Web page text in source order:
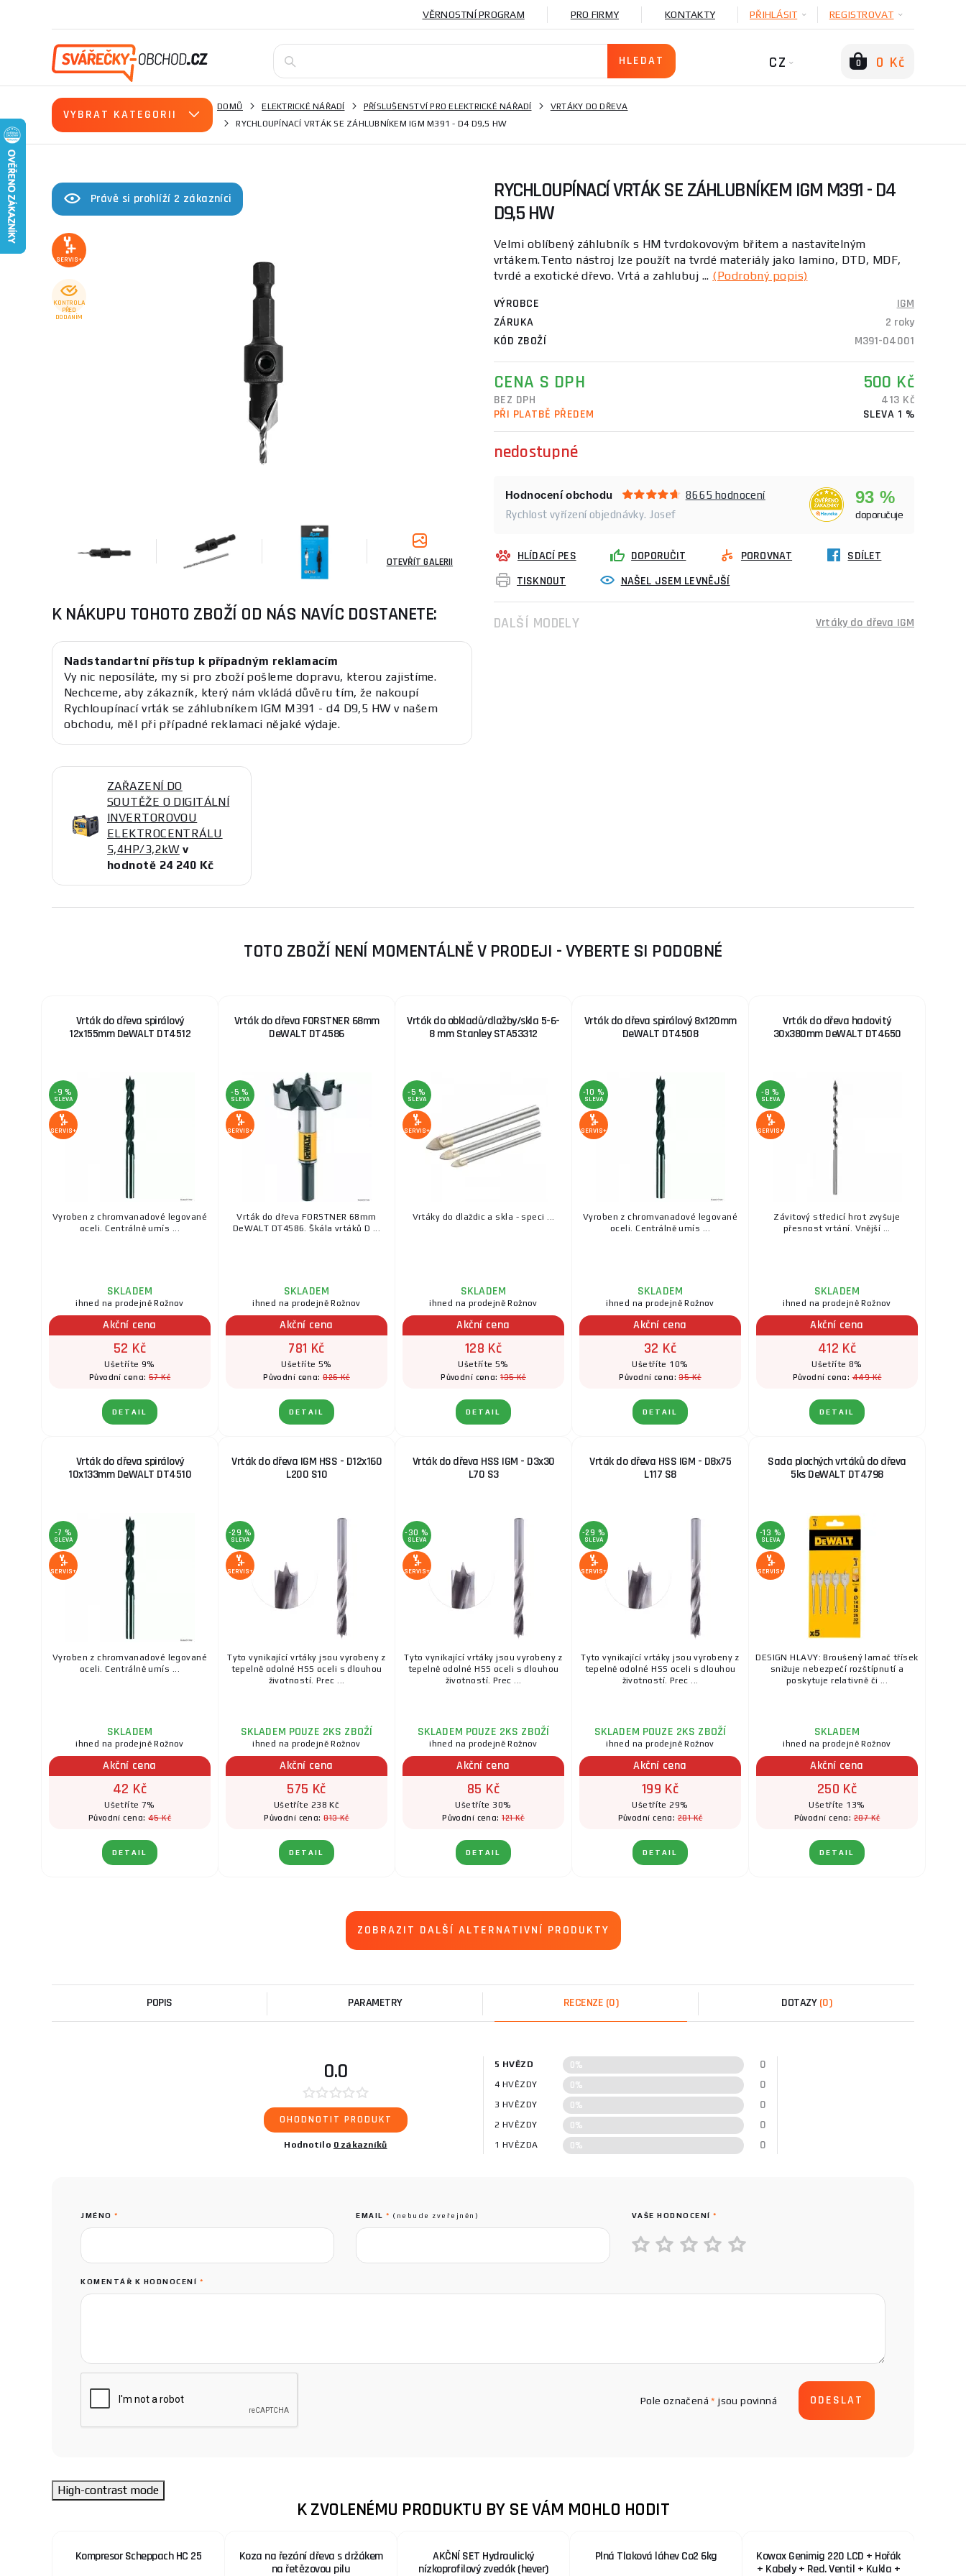
VĚRNOSTNÍ PROGRAM PRO FIRMY KONTAKTY PŘIHLÁSIT REGISTROVAT
CZ 0 0 Kč
VYBRAT KATEGORII
DOMŮ ELEKTRICKÉ NÁŘADÍ PŘÍSLUŠENSTVÍ PRO ELEKTRICKÉ NÁŘADÍ
VRTÁKY DO DŘEVA
RYCHLOUPÍNACÍ VRTÁK SE ZÁHLUBNÍKEM IGM M391 - D4 D9,5 HW
Právě si prohlíží 2 zákazníci
SERVIS+
KONTROLA
PŘED
DODÁNÍM
OTEVŘÍT GALERII
K NÁKUPU TOHOTO ZBOŽÍ OD NÁS NAVÍC DOSTANETE:
Nadstandartní přístup k případným reklamacím
Vy nic neposíláte, my si pro zboží pošleme dopravu, kterou zajistíme.
Nechceme, aby zákazník, který nám vkládá důvěru tím, že nakoupí
Rychloupínací vrták se záhlubníkem IGM M391 - d4 D9,5 HW v našem
obchodu, měl při případné reklamaci nějaké výdaje.
ZAŘAZENÍ DO
SOUTĚŽE O DIGITÁLNÍ
INVERTOROVOU
ELEKTROCENTRÁLU
5,4HP/3,2kW v
hodnotě 24 240 Kč
RYCHLOUPÍNACÍ VRTÁK SE ZÁHLUBNÍKEM IGM M391 - D4
D9,5 HW
Velmi oblíbený záhlubník s HM tvrdokovovým břitem a nastavitelným
vrtákem.Tento nástroj lze použít na tvrdé materiály jako lamino, DTD, MDF,
tvrdé a exotické dřevo. Vrtá a zahlubuj ... (Podrobný popis)
VÝROBCE
IGM
ZÁRUKA
2 roky
KÓD ZBOŽÍ
M391-04001
CENA S DPH 500 Kč
BEZ DPH
413 Kč
PŘI PLATBĚ PŘEDEM
SLEVA 1 %
nedostupné
Hodnocení obchodu
8665 hodnocení
Rychlost vyřízení objednávky. Josef
93 %
doporučuje
HLÍDACÍ PES DOPORUČIT POROVNAT
SDÍLET
TISKNOUT
NAŠEL JSEM LEVNĚJŠÍ
DALŠÍ MODELY Vrtáky do dřeva IGM
TOTO ZBOŽÍ NENÍ MOMENTÁLNĚ V PRODEJI - VYBERTE SI PODOBNÉ
Vrták do dřeva spirálový
12x155mm DeWALT DT4512
-9 %
SLEVA
SERVIS+
Vyroben z chromvanadové legované
oceli. Centrálně umís ...
SKLADEM
ihned na prodejně Rožnov
Akční cena
52 Kč
Ušetříte 9%
Původní cena: 57 Kč
DETAIL
Vrták do dřeva FORSTNER 68mm
DeWALT DT4586
-5 %
SLEVA
SERVIS+
Vrták do dřeva FORSTNER 68mm
DeWALT DT4586. Škála vrtáků D ...
SKLADEM
ihned na prodejně Rožnov
Akční cena
781 Kč
Ušetříte 5%
Původní cena:826 Kč
DETAIL
Vrták do obkladů/dlažby/skla 5-6-
8 mm Stanley STA53312
-5 %
SLEVA
SERVIS+
Vrtáky do dlaždic a skla - speci ...
SKLADEM
ihned na prodejně Rožnov
Akční cena
128 Kč
Ušetříte 5%
Původní cena:135 Kč
DETAIL
Vrták do dřeva spirálový 8x120mm
DeWALT DT4508
-10 %
SLEVA
SERVIS+
Vyroben z chromvanadové legované
oceli. Centrálně umís ...
SKLADEM
ihned na prodejně Rožnov
Akční cena
32 Kč
Ušetříte 10%
Původní cena:35 Kč
DETAIL
Vrták do dřeva hadovitý
30x380mm DeWALT DT4650
-8 %
SLEVA
SERVIS+
Závitový středicí hrot zvyšuje
přesnost vrtání. Vnější ...
SKLADEM
ihned na prodejně Rožnov
Akční cena
412 Kč
Ušetříte 8%
Původní cena:449 Kč
DETAIL
Vrták do dřeva spirálový
10x133mm DeWALT DT4510
-7 %
SLEVA
SERVIS+
Vyroben z chromvanadové legované
oceli. Centrálně umís ...
SKLADEM
ihned na prodejně Rožnov
Akční cena
42 Kč
Ušetříte 7%
Původní cena: 45 Kč
DETAIL
Vrták do dřeva IGM HSS - D12x160
L200 S10
-29 %
SLEVA
SERVIS+
Tyto vynikající vrtáky jsou vyrobeny z
tepelně odolné HSS oceli s dlouhou
životností. Prec ...
SKLADEM POUZE 2KS ZBOŽÍ
ihned na prodejně Rožnov
Akční cena
575 Kč
Ušetříte 238 Kč
Původní cena:813 Kč
DETAIL
Vrták do dřeva HSS IGM - D3x30
L70 S3
-30 %
SLEVA
SERVIS+
Tyto vynikající vrtáky jsou vyrobeny z
tepelně odolné HSS oceli s dlouhou
životností. Prec ...
SKLADEM POUZE 2KS ZBOŽÍ
ihned na prodejně Rožnov
Akční cena
85 Kč
Ušetříte 30%
Původní cena:121 Kč
DETAIL
Vrták do dřeva HSS IGM - D8x75
L117 S8
-29 %
SLEVA
SERVIS+
Tyto vynikající vrtáky jsou vyrobeny z
tepelně odolné HSS oceli s dlouhou
životností. Prec ...
SKLADEM POUZE 2KS ZBOŽÍ
ihned na prodejně Rožnov
Akční cena
199 Kč
Ušetříte 29%
Původní cena:281 Kč
DETAIL
Sada plochých vrtáků do dřeva
5ks DeWALT DT4798
-13 %
SLEVA
SERVIS+
DESIGN HLAVY: Broušený lamač třísek
snižuje nebezpečí rozštípnutí a
poskytuje relativně či ...
SKLADEM
ihned na prodejně Rožnov
Akční cena
250 Kč
Ušetříte 13%
Původní cena:287 Kč
DETAIL
ZOBRAZIT DALŠÍ ALTERNATIVNÍ PRODUKTY
POPIS PARAMETRY RECENZE (0) DOTAZY (0)
0.0
OHODNOTIT PRODUKT
Hodnotilo 0 zákazníků
5 HVĚZD 0% 0
4 HVĚZDY 0% 0
3 HVĚZDY 0% 0
2 HVĚZDY 0% 0
1 HVĚZDA 0% 0
JMÉNO * EMAIL* (nebude zveřejněn) VAŠE HODNOCENÍ*
KOMENTÁŘ K HODNOCENÍ *
Pole označená* jsou povinná
High-contrast mode
K ZVOLENÉMU PRODUKTU BY SE VÁM MOHLO HODIT
Kompresor Scheppach HC 25
Koza na řezání dřeva s držákem
na řetězovou pilu
AKČNÍ SET Hydraulický
nízkoprofilový zvedák (hever)
Plná Tlaková láhev Co2 6kg
Kowax Genimig 220 LCD + Hořák
+ Kabely + Red. Ventil + Kukla +